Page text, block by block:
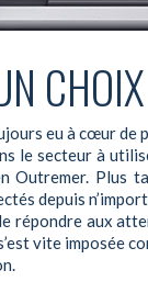
eu à cœur
le secteur à
Outremer. Plus
depuis
répondre aux
vite imposée